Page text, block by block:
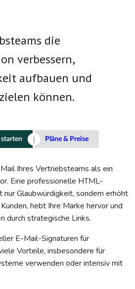
die
verbessern,
aufbauen und
können.
starten Pläne & Preise
Ihres Vertriebsteams als ein
Eine professionelle HTML-
Glaubwürdigkeit, sondern erhöht
hebt Ihre Marke hervor und
durch strategische Links.
E-Mail-Signaturen für
Vorteile, insbesondere für
verwenden oder intensiv mit